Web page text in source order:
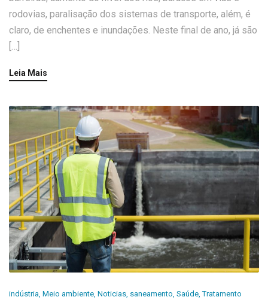
rodovias, paralisação dos sistemas de transporte, além, é
claro, de enchentes e inundações. Neste final de ano, já são
[…]
Leia Mais
indústria Meio ambiente Noticias saneamento Saúde ,Tratamento